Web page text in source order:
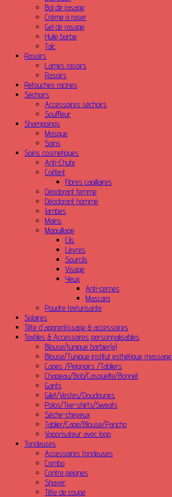
Bol de rasage
Crème à raser
Gel de rasage
Huile barbe
Talc
Rasoirs
Lames rasoirs
Rasoirs
Retouches racines
Séchoirs
Accessoires séchoirs
Souffleur
Shampoings
Masque
Soins
Soins cosmetiques
Anti-Chute
Coiffant
Fibres capillaires
Déodorant femme
Déodorant homme
Jambes
Mains
Maquillage
Cils
Lèvres
Sourcils
Visage
Yeux
Anti-cernes
Mascara
Poudre texturisante
Solaires
Tête d'apprentissage & accessoires
Textiles & Accessoires personnalisables
Blouse/tunique barbier(e)
Blouse/Tunique institut esthétique massage
Capes /Peignoirs /Tabliers
Chapeau/Bob/Casquette/Bonnet
Gants
Gilet/Vestes/Doudounes
Polos/Tee-shirts/Sweats
Sèche-cheveux
Tablier/Cape/Blouse/Pancho
Vaporisateur avec logo
Tondeuses
Accessoires tondeuses
Combo
Contre peignes
Shaver
Tête de coupe